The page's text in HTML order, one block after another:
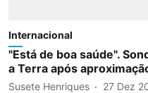
Internacional
"Está de boa saúde".
a Terra após
Susete Henriques 27 Dez